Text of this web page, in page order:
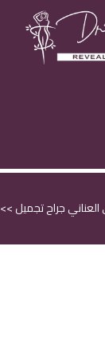
>>